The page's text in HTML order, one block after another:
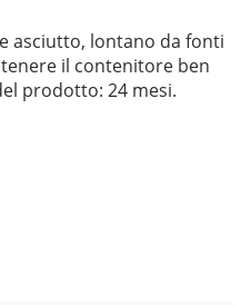
asciutto, lontano da fonti
il contenitore ben
prodotto: 24 mesi.